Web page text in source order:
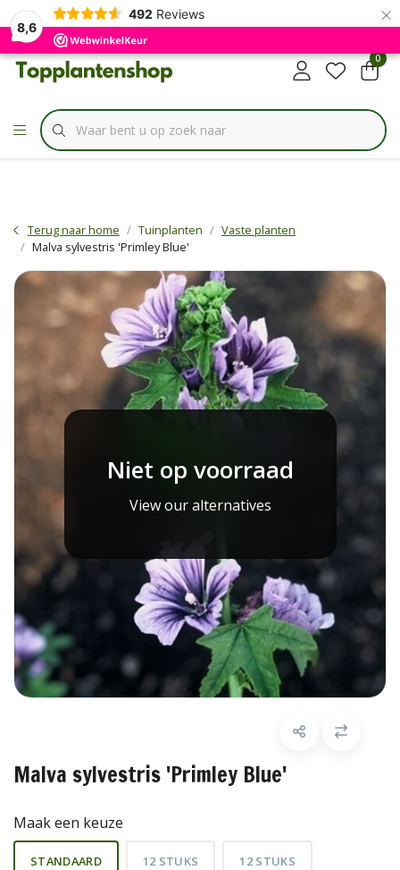
8,6
492 Reviews ×
✔Specialist inBorderbundels
0
Terug naar home Tuinplanten
Vaste planten
Malva sylvestris 'Primley Blue'
Niet op voorraad
View our alternatives
Malva sylvestris 'Primley Blue'
Maak een keuze
STANDAARD 12 STUKS 12 STUKS